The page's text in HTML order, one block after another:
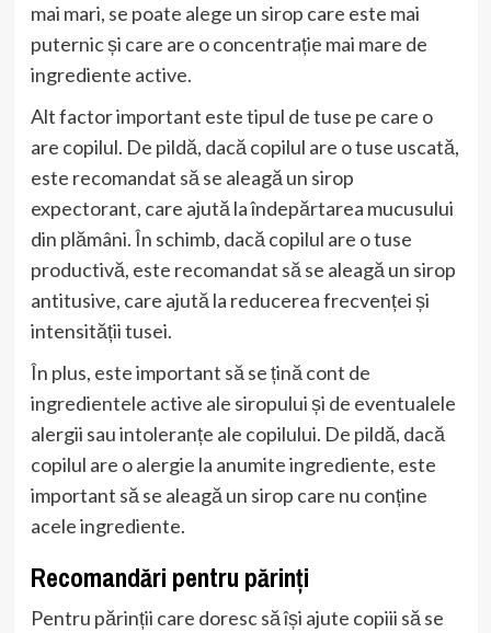
mai mari, se poate alege un sirop care este mai
puternic și care are o concentrație mai mare de
ingrediente active.
Alt factor important este tipul de tuse pe care o
are copilul. De pildă, dacă copilul are o tuse uscată,
este recomandat să se aleagă un sirop
expectorant, care ajută la îndepărtarea mucusului
din plămâni. În schimb, dacă copilul are o tuse
productivă, este recomandat să se aleagă un sirop
antitusive, care ajută la reducerea frecvenței și
intensității tusei.
În plus, este important să se țină cont de
ingredientele active ale siropului și de eventualele
alergii sau intoleranțe ale copilului. De pildă, dacă
copilul are o alergie la anumite ingrediente, este
important să se aleagă un sirop care nu conține
acele ingrediente.
Recomandări pentru părinți
Pentru părinții care doresc să își ajute copiii să se